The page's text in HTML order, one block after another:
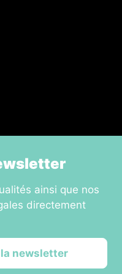
ainsi que nos
directement
newsletter